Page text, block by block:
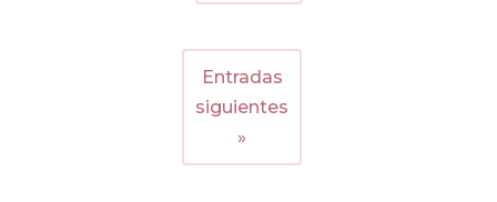
Entradas
siguientes
»